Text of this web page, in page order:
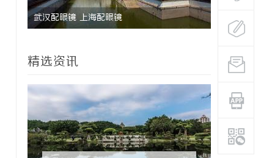
武汉配眼镜 上海配眼镜 武汉配眼
精选资讯